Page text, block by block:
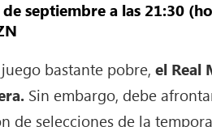
septiembre a las 21:30
bastante pobre,el Real
Sin embargo, debe
de selecciones de la